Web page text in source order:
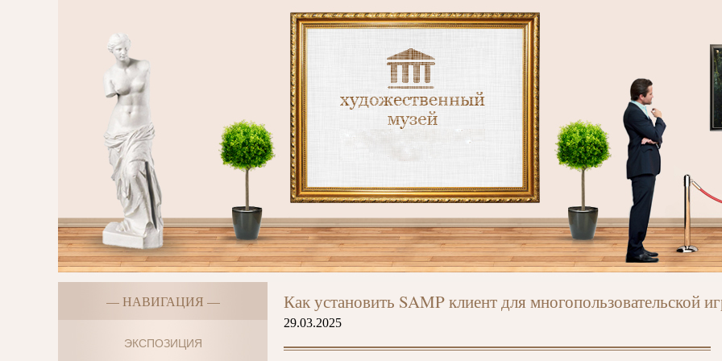
— НАВИГАЦИЯ —
ЭКСПОЗИЦИЯ
Как установить SAMP клиент для многопользовательской
29.03.2025